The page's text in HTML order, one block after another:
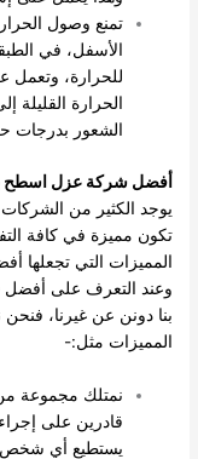
تمنع وصول
الأسفل، في
للحرارة،
الحرارة
الشعور بدرجات
أفضل شركة عزل اسطح
يوجد الكثير من
تكون مميزة في كافة
المميزات التي تجعلها
وعند التعرف على أفضل
بنا دونن عن غيرنا،
المميزات مثل:-
نمتلك مجموعة
قادرين على
يستطيع أي شخص